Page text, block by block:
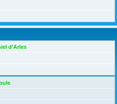
d'Arles